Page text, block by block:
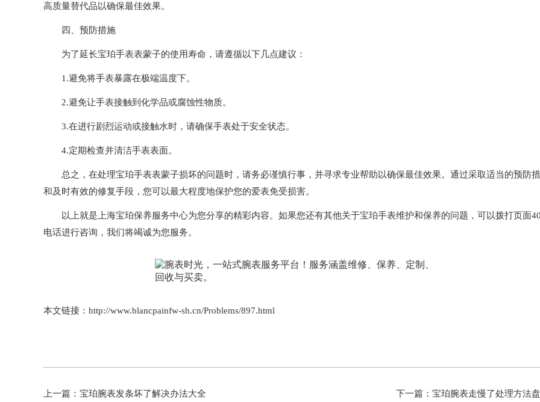
高质量替代品以确保最佳效果。
四、预防措施
为了延长宝珀手表表蒙子的使用寿命，请遵循以下几点建议：
1.避免将手表暴露在极端温度下。
2.避免让手表接触到化学品或腐蚀性物质。
3.在进行剧烈运动或接触水时，请确保手表处于安全状态。
4.定期检查并清洁手表表面。
总之，在处理宝珀手表表蒙子损坏的问题时，请务必谨慎行事，并寻求专业帮助以确保最佳效果。通过采取适当的预防
和及时有效的修复手段，您可以最大程度地保护您的爱表免受损害。
以上就是 上海宝珀保养服务中心为您分享的精彩内容。如果您还有其他关于宝珀手表维护和保养的问题，可以拨打页面
电话进行咨询，我们将竭诚为您服务。
本文链接：http://www.blancpainfw-sh.cn/Problems/897.html
上一篇： 宝珀腕表发条坏了解决办法大全 下一篇： 宝珀腕表走慢了处理方法